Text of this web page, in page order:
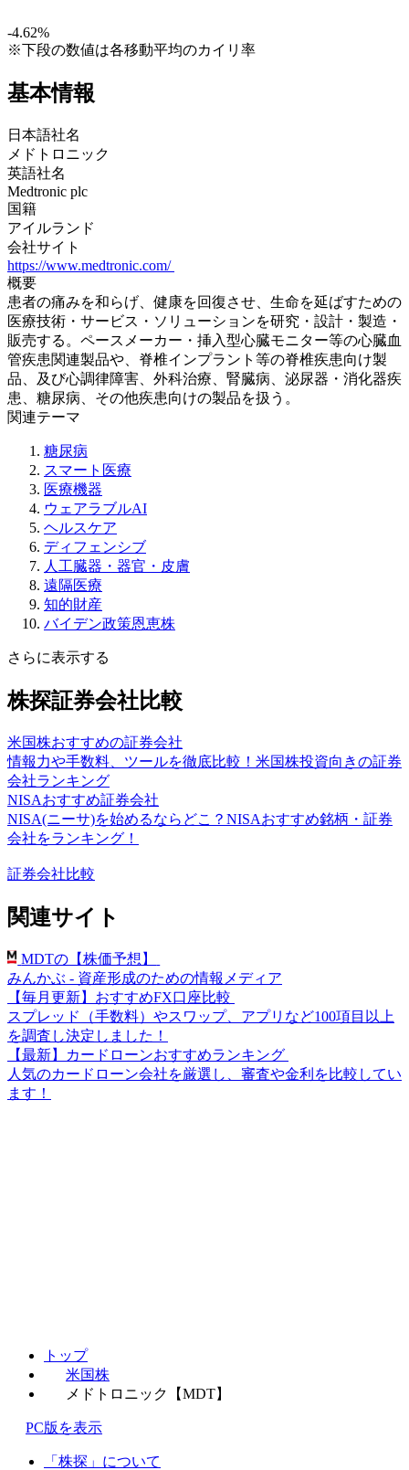
-4.62%
※下段の数値は各移動平均のカイリ率
基本情報
日本語社名
メドトロニック
英語社名
Medtronic plc
国籍
アイルランド
会社サイト
https://www.medtronic.com/
概要
患者の痛みを和らげ、健康を回復させ、生命を延ばすための
医療技術・サービス・ソリューションを研究・設計・製造・
販売する。ペースメーカー・挿入型心臓モニター等の心臓血
管疾患関連製品や、脊椎インプラント等の脊椎疾患向け製
品、及び心調律障害、外科治療、腎臓病、泌尿器・消化器疾
患、糖尿病、その他疾患向けの製品を扱う。
関連テーマ
糖尿病
スマート医療
医療機器
ウェアラブルAI
ヘルスケア
ディフェンシブ
人工臓器・器官・皮膚
遠隔医療
知的財産
バイデン政策恩恵株
さらに表示する
株探証券会社比較
米国株おすすめの証券会社
情報力や手数料、ツールを徹底比較！米国株投資向きの証券
会社ランキング
NISAおすすめ証券会社
NISA(ニーサ)を始めるならどこ？NISAおすすめ銘柄・証券
会社をランキング！
証券会社比較
関連サイト
MDTの【株価予想】
みんかぶ - 資産形成のための情報メディア
【毎月更新】おすすめFX口座比較
スプレッド（手数料）やスワップ、アプリなど100項目以上
を調査し決定しました！
【最新】カードローンおすすめランキング
人気のカードローン会社を厳選し、審査や金利を比較してい
ます！
トップ
米国株
メドトロニック【MDT】
PC版を表示
「株探」について